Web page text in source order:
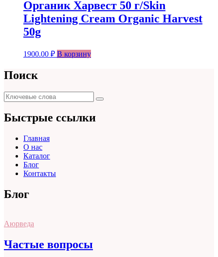
Органик Харвест 50 г/Skin
Lightening Cream Organic Harvest
50g
1900.00 ₽ В корзину
Поиск
Поиск
для:
Поиск
Быстрые ссылки
Главная
О нас
Каталог
Блог
Контакты
Блог
Аюрведа
Частые вопросы